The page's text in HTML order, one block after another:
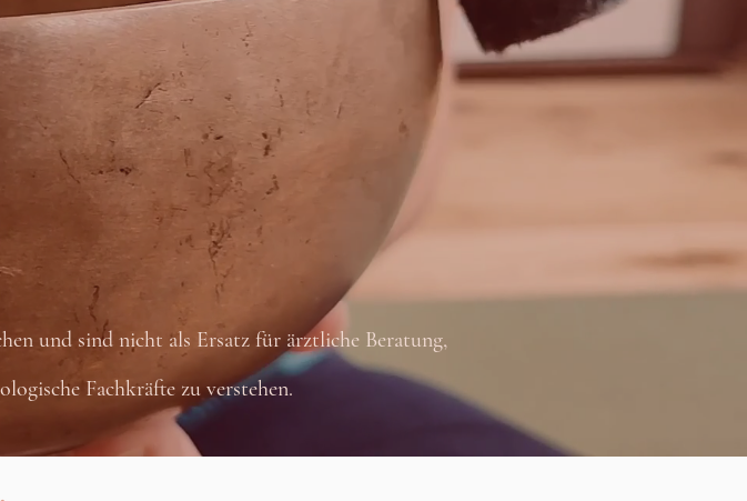
und sind nicht als Ersatz für ärztliche Beratung,
Fachkräfte zu verstehen.